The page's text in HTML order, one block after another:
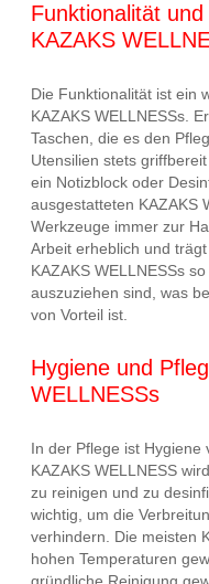
Funktionalität
KAZAKS
Die Funktionalität ist ein
KAZAKS WELLNESSs.
Taschen, die es den
Utensilien stets
ein Notizblock oder
ausgestatteten KAZAKS
Werkzeuge immer zur
Arbeit erheblich und
KAZAKS WELLNESSs
auszuziehen sind, was
von Vorteil ist.
Hygiene und
WELLNESSs
In der Pflege ist
KAZAKS WELLNESS
zu reinigen und zu
wichtig, um die
verhindern. Die meisten
hohen Temperaturen